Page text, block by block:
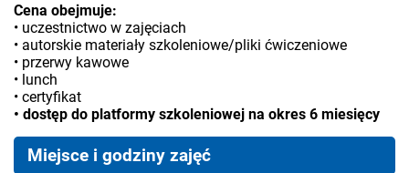
Cena obejmuje:
• uczestnictwo w zajęciach
• autorskie materiały szkoleniowe/pliki ćwiczeniowe
• przerwy kawowe
• lunch
• certyfikat
• dostęp do platformy szkoleniowej na okres 6 miesięcy
Miejsce i godziny zajęć